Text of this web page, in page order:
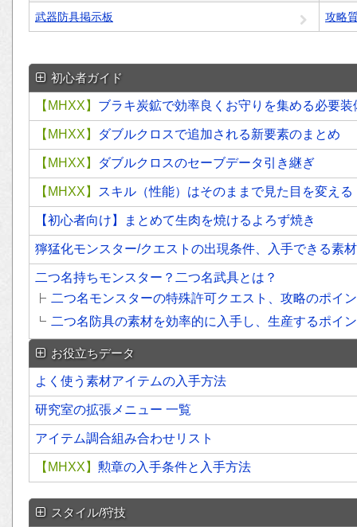
武器防具掲示板 攻略
初心者ガイド
【MHXX】 ブラキ炭鉱で効率良くお守りを集める必要
【MHXX】 ダブルクロスで追加される新要素のまとめ
【MHXX】 ダブルクロスのセーブデータ引き継ぎ
【MHXX】 スキル（性能）はそのままで見た目を変え
【初心者向け】まとめて生肉を焼けるよろず焼き
獰猛化モンスター/クエストの出現条件、入手できる素材
二つ名持ちモンスター？二つ名武具とは？
二つ名モンスターの特殊許可クエスト、攻略のポイ
二つ名防具の素材を効率的に入手し、生産するポイ
お役立ちデータ
よく使う素材アイテムの入手方法
研究室の拡張メニュー 一覧
アイテム調合組み合わせリスト
【MHXX】 勲章の入手条件と入手方法
スタイル/狩技